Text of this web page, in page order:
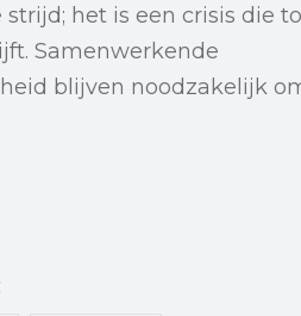
het is een crisis die
Samenwerkende
blijven noodzakelijk